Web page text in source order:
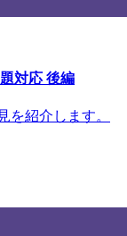
対応 後編
を紹介します。